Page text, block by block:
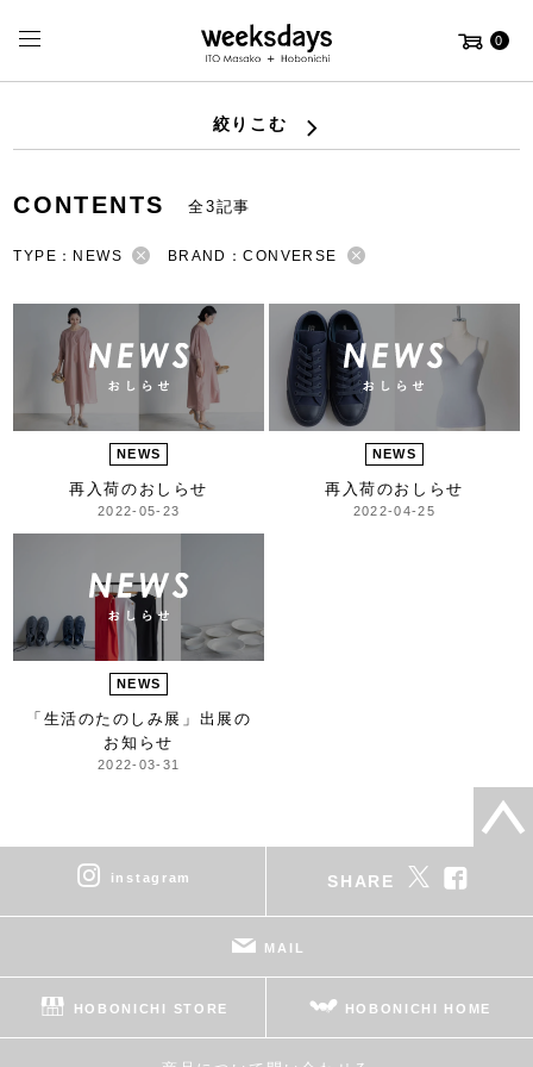
0
絞りこむ
CONTENTS 全3記事
TYPE：NEWS BRAND：CONVERSE
NEWS
再入荷のおしらせ
2022-05-23
NEWS
再入荷のおしらせ
2022-04-25
NEWS
「生活のたのしみ展」 出展の
お知らせ
2022-03-31
instagram SHARE
MAIL
HOBONICHI STORE HOBONICHI HOME